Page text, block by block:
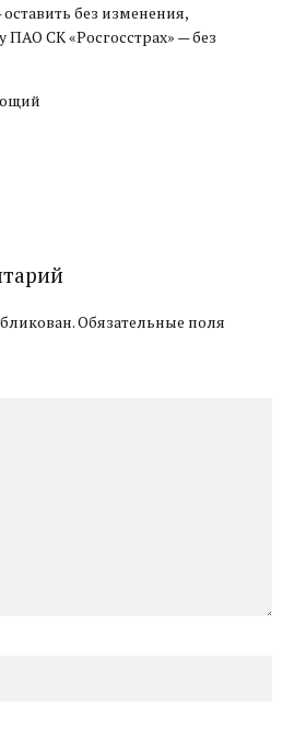
без изменения,
СК «Росгосстрах» — без
Обязательные поля